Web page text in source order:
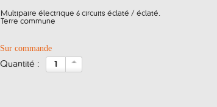
Multipaire électrique 6 circuits éclaté / éclaté.
Terre commune
Sur commande
quantité :